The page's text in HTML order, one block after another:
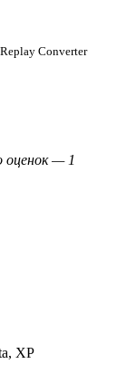
Replay Converter
оценок — 1
XP